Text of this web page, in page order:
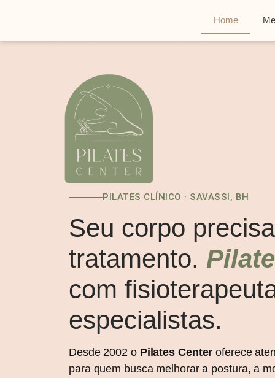
Home
PILATES CLÍNICO · SAVASSI, BH
Seu corpo
tratamento.
com
especialistas.
Desde 2002 o Pilates Center oferece
para quem busca melhorar a postura, a